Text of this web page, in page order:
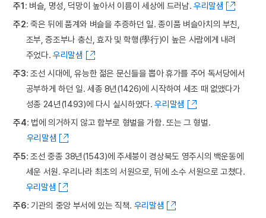
주1 : 벼슬, 명성, 덕망이 높아서 이름이 세상에 드러남. 우리말샘
주2: 죽은 뒤에 품계와 벼슬을 추증하던 일. 종이품 벼슬아치의 부친,
조부, 증조부나 충신, 효자 및 학행(學行)이 높은 사람에게 내려
주었다. 우리말샘
주3: 조선 시대에, 유능한 젊은 문신들을 뽑아 휴가를 주어 독서당에서
공부하게 하던 일. 세종 8년(1426)에 시작하여 세조 때 없앴다가
성종 24년(1493)에 다시 실시하였다.우리말샘
주4: 법에 의거하지 않고 함부로 형벌을 가함. 또는 그 형벌.
우리말샘
주5: 조선 중종 38년(1543)에 주세붕이 경상북도 영주시의 백운동에
세운 서원. 우리나라 최초의 서원으로, 뒤에 소수 서원으로 고쳤다.
우리말샘
주6: 기관의 중앙 부서에 있는 직책. 우리말샘